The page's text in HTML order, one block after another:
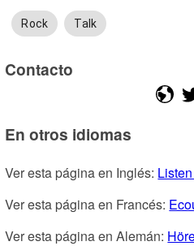
Rock Talk
Contacto
En otros idiomas
Ver esta página en Inglés:
Ver esta página en Francés:
Ver esta página en Alemán: